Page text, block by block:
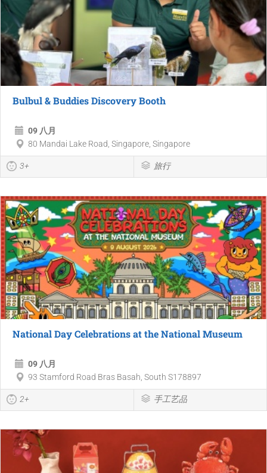
Bulbul & Buddies Discovery Booth
09 八月
80 Mandai Lake Road, Singapore, Singapore
3+ 旅行
National Day Celebrations at the National Museum
09 八月
93 Stamford Road Bras Basah, South S178897
2+ 手工艺品